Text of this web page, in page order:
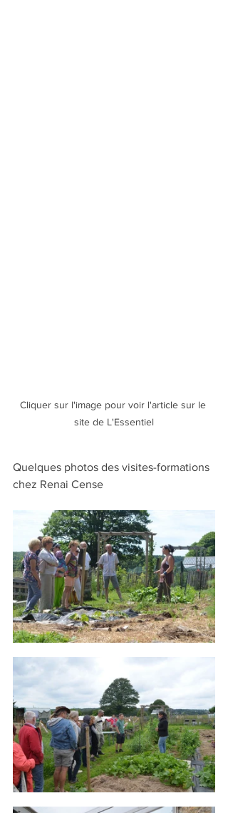
Cliquer sur l'image pour voir l'article sur le
site de L'Essentiel
Quelques photos des visites-formations
chez Renai Cense